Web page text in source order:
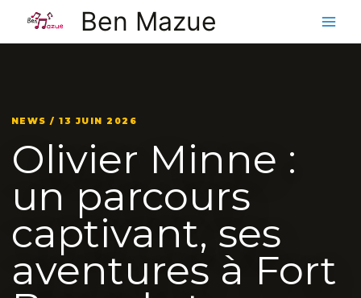
contenu
Ben Mazue
NEWS / 13 JUIN 2026
Olivier Minne :
un parcours
captivant, ses
aventures à Fort